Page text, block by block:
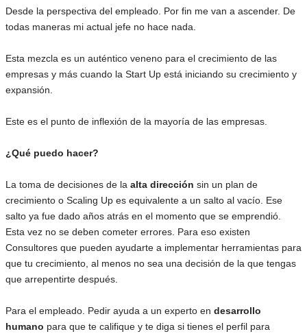
Desde la perspectiva del empleado. Por fin me van a ascender. De
todas maneras mi actual jefe no hace nada.
Esta mezcla es un auténtico veneno para el crecimiento de las
empresas y más cuando la Start Up está iniciando su crecimiento y
expansión.
Este es el punto de inflexión de la mayoría de las empresas.
¿Qué puedo hacer?
La toma de decisiones de la alta dirección sin un plan de
crecimiento o Scaling Up es equivalente a un salto al vacío. Ese
salto ya fue dado años atrás en el momento que se emprendió.
Esta vez no se deben cometer errores. Para eso existen
Consultores que pueden ayudarte a implementar herramientas para
que tu crecimiento, al menos no sea una decisión de la que tengas
que arrepentirte después.
Para el empleado. Pedir ayuda a un experto en desarrollo
humano para que te califique y te diga si tienes el perfil para